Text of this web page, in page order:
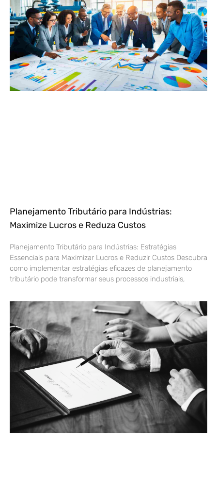
Planejamento Tributário para Indústrias:
Maximize Lucros e Reduza Custos
Planejamento Tributário para Indústrias: Estratégias
Essenciais para Maximizar Lucros e Reduzir Custos Descubra
como implementar estratégias eficazes de planejamento
tributário pode transformar seus processos industriais,